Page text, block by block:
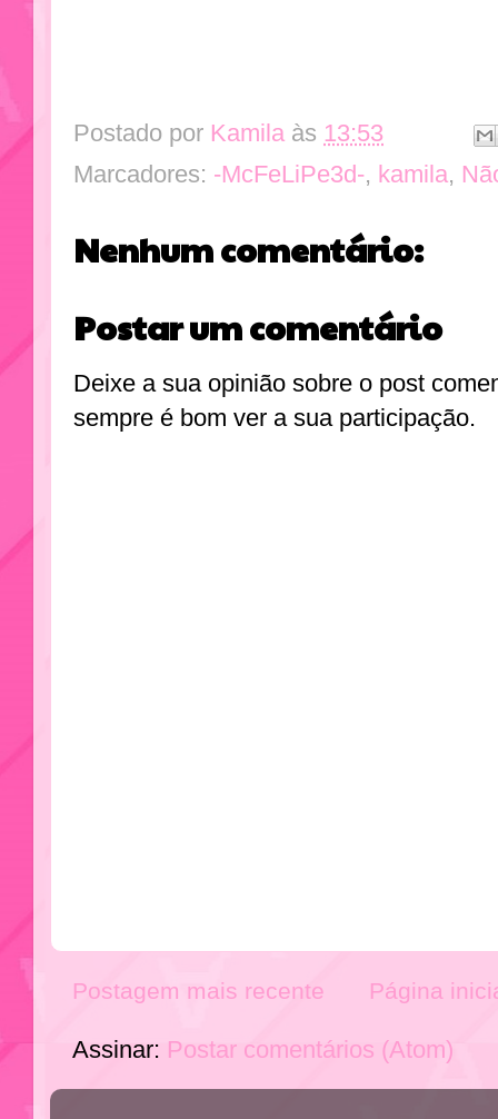
Postado por Kamila às 13:53
Marcadores: -McFeLiPe3d-, kamila,
Nenhum comentário:
Postar um comentário
Deixe a sua opinião sobre o post
sempre é bom ver a sua participação.
Postagem mais recente Página
Assinar: Postar comentários (Atom)